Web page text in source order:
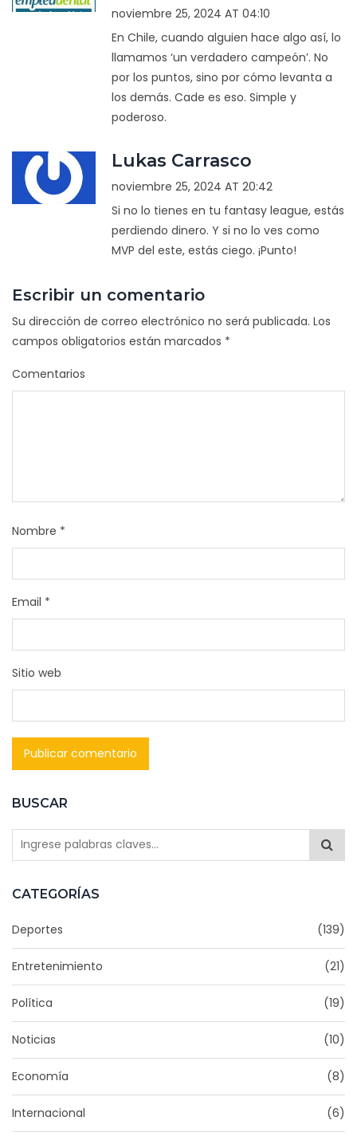
BUSCAR
CATEGORÍAS
Deportes (139)
Entretenimiento (21)
Política (19)
Noticias (10)
Economía (8)
Internacional (6)
noviembre 25, 2024 AT 04:10
En Chile, cuando alguien hace algo así, lo
llamamos ‘un verdadero campeón’. No
por los puntos, sino por cómo levanta a
los demás. Cade es eso. Simple y
poderoso.
Lukas Carrasco
noviembre 25, 2024 AT 20:42
Si no lo tienes en tu fantasy league, estás
perdiendo dinero. Y si no lo ves como
MVP del este, estás ciego. ¡Punto!
Escribir un comentario
Su dirección de correo electrónico no será publicada. Los
campos obligatorios están marcados *
Comentarios
Nombre *
Email *
Sitio web